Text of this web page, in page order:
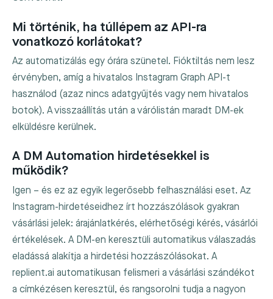
Mi történik, ha túllépem az API-ra
vonatkozó korlátokat?
Az automatizálás egy órára szünetel. Fióktiltás nem lesz
érvényben, amíg a hivatalos Instagram Graph API-t
használod (azaz nincs adatgyűjtés vagy nem hivatalos
botok). A visszaállítás után a várólistán maradt DM-ek
elküldésre kerülnek.
A DM Automation hirdetésekkel is
működik?
Igen – és ez az egyik legerősebb felhasználási eset. Az
Instagram-hirdetéseidhez írt hozzászólások gyakran
vásárlási jelek: árajánlatkérés, elérhetőségi kérés, vásárlói
értékelések. A DM-en keresztüli automatikus válaszadás
eladássá alakítja a hirdetési hozzászólásokat. A
replient.ai automatikusan felismeri a vásárlási szándékot
a címkézésen keresztül, és rangsorolni tudja a nagyon